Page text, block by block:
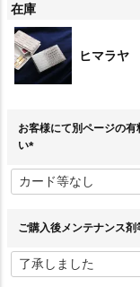
在庫
ヒマラヤ
お客様にて別ページの
い
必
須
ご購入後メンテナンス